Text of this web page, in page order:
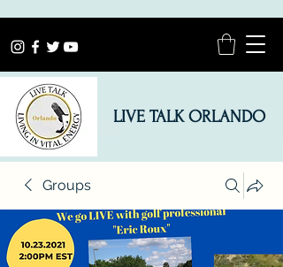
LIVE TALK ORLANDO
Groups